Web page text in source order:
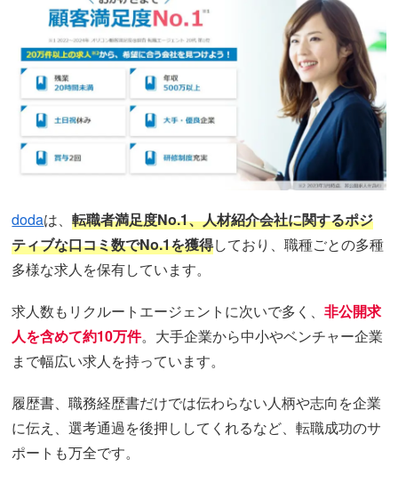
dodaは、転職者満足度No.1、人材紹介会社に関するポジ
ティブな口コミ数でNo.1を獲得しており、職種ごとの多種
多様な求人を保有しています。
求人数もリクルートエージェントに次いで多く、非公開求
人を含めて約10万件。大手企業から中小やベンチャー企業
まで幅広い求人を持っています。
履歴書、職務経歴書だけでは伝わらない人柄や志向を企業
に伝え、選考通過を後押ししてくれるなど、転職成功のサ
ポートも万全です。